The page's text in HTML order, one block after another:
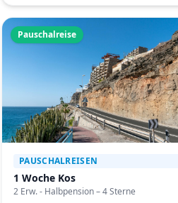
Pauschalreise
PAUSCHALREISEN
1 Woche Kos
2 Erw. - Halbpension – 4 Sterne